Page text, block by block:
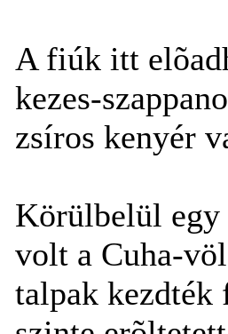
A fiúk itt
kezes-
zsíros kenyér
Körülbelül egy
volt a Cuha-
talpak kezdték